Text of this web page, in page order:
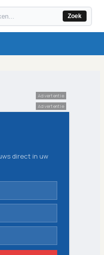
Zoek
Advertentie
Advertentie
direct in uw